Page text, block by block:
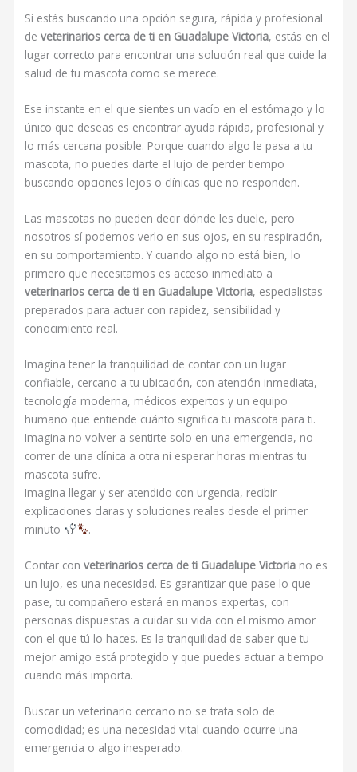
Si estás buscando una opción segura, rápida y profesional
deveterinarios cerca de ti en Guadalupe Victoria, estás en el
lugar correcto para encontrar una solución real que cuide la
salud de tu mascota como se merece.
Ese instante en el que sientes un vacío en el estómago y lo
único que deseas es encontrar ayuda rápida, profesional y
lo más cercana posible. Porque cuando algo le pasa a tu
mascota, no puedes darte el lujo de perder tiempo
buscando opciones lejos o clínicas que no responden.
Las mascotas no pueden decir dónde les duele, pero
nosotros sí podemos verlo en sus ojos, en su respiración,
en su comportamiento. Y cuando algo no está bien, lo
primero que necesitamos es acceso inmediato a
veterinarios cerca de ti en Guadalupe Victoria, especialistas
preparados para actuar con rapidez, sensibilidad y
conocimiento real.
Imagina tener la tranquilidad de contar con un lugar
confiable, cercano a tu ubicación, con atención inmediata,
tecnología moderna, médicos expertos y un equipo
humano que entiende cuánto significa tu mascota para ti.
Imagina no volver a sentirte solo en una emergencia, no
correr de una clínica a otra ni esperar horas mientras tu
mascota sufre.
Imagina llegar y ser atendido con urgencia, recibir
explicaciones claras y soluciones reales desde el primer
minuto
.
Contar conveterinarios cerca de ti Guadalupe Victoria no es
un lujo, es una necesidad. Es garantizar que pase lo que
pase, tu compañero estará en manos expertas, con
personas dispuestas a cuidar su vida con el mismo amor
con el que tú lo haces. Es la tranquilidad de saber que tu
mejor amigo está protegido y que puedes actuar a tiempo
cuando más importa.
Buscar un veterinario cercano no se trata solo de
comodidad; es una necesidad vital cuando ocurre una
emergencia o algo inesperado.